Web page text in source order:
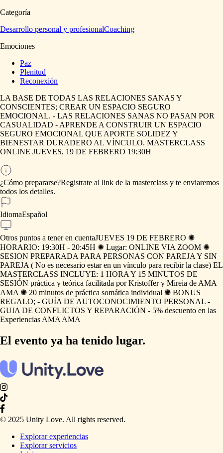
Categoría
Desarrollo personal y profesionalCoaching
Emociones
Paz
Plenitud
Reconexión
LA BASE DE TODAS LAS RELACIONES SANAS Y
CONSCIENTES; CREAR UN ESPACIO SEGURO
EMOCIONAL. - LAS RELACIONES SANAS NO PASAN POR
CASUALIDAD - APRENDE A CONSTRUIR UN ESPACIO
SEGURO EMOCIONAL QUE APORTE SOLIDEZ Y
BIENESTAR DURADERO AL VÍNCULO. MASTERCLASS
ONLINE JUEVES, 19 DE FEBRERO 19:30H
¿Cómo prepararse?Registrate al link de la masterclass y te enviaremos
todos los detalles.
IdiomaEspañol
Otros puntos a tener en cuentaJUEVES 19 DE FEBRERO ✺
HORARIO: 19:30H - 20:45H ✺ Lugar: ONLINE VIA ZOOM ✺
SESION PREPARADA PARA PERSONAS CON PAREJA Y SIN
PAREJA ( No es necesario estar en un vínculo para recibir la clase) EL
MASTERCLASS INCLUYE: 1 HORA Y 15 MINUTOS DE
SESIÓN práctica y teórica facilitada por Kristoffer y Mireia de AMA
AMA ✺ 20 minutos de práctica somática individual ✺ BONUS
REGALO; - GUÍA DE AUTOCONOCIMIENTO PERSONAL -
GUIA DE CONFLICTOS Y REPARACIÓN - 5% descuento en las
Experiencias AMA AMA
El evento ya ha tenido lugar.
© 2025 Unity Love. All rights reserved.
Explorar experiencias
Explorar servicios